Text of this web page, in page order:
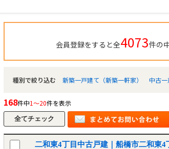
会員登録をすると全4073件の
種別で絞り込む 新築一戸建て（新築一軒家） 中古
168件中1～20件を表示
二和東4丁目中古戸建｜船橋市二和東4